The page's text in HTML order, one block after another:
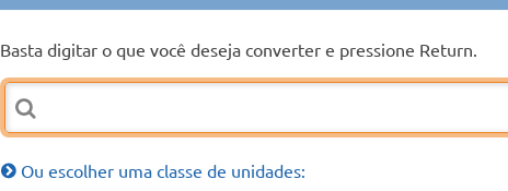
Basta digitar o que você deseja converter e pressione Return.
Ou escolher uma classe de unidades: